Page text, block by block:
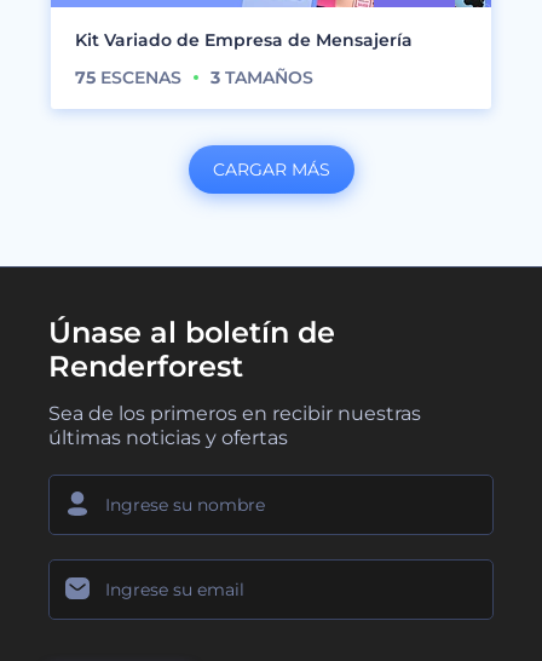
Kit Variado de Empresa de Mensajería
75 ESCENAS 3 TAMAÑOS
CARGAR MÁS
Únase al boletín de
Renderforest
Sea de los primeros en recibir nuestras
últimas noticias y ofertas